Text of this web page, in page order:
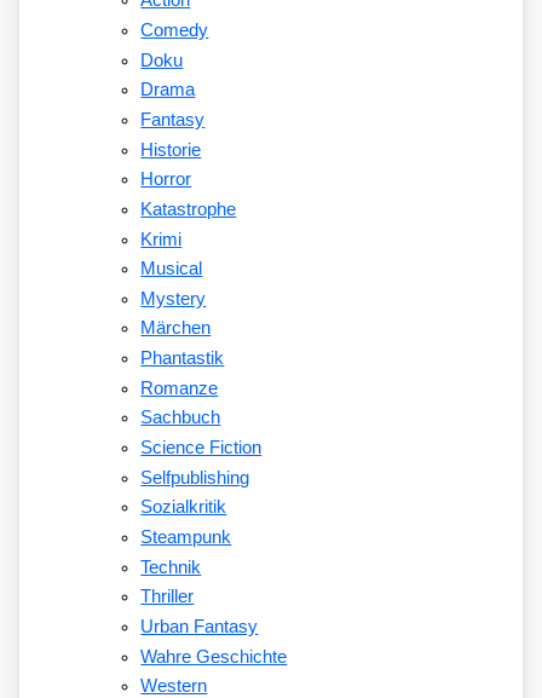
Comedy
Doku
Drama
Fantasy
Historie
Horror
Katastrophe
Krimi
Musical
Mystery
Märchen
Phantastik
Romanze
Sachbuch
Science Fiction
Selfpublishing
Sozialkritik
Steampunk
Technik
Thriller
Urban Fantasy
Wahre Geschichte
Western